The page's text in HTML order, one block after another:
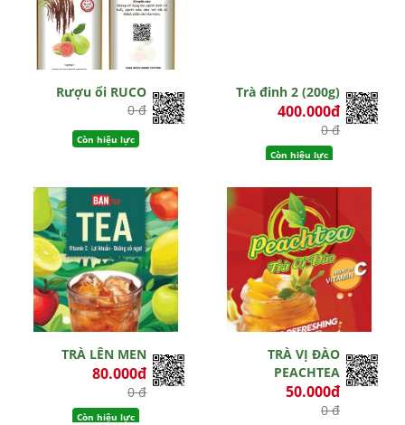
Rượu ổi RUCO
0 đ
Còn hiệu lực
Trà đinh 2 (200g)
400.000đ
0 đ
Còn hiệu lực
TRÀ LÊN MEN
80.000đ
0 đ
Còn hiệu lực
TRÀ VỊ ĐÀO
PEACHTEA
50.000đ
0 đ